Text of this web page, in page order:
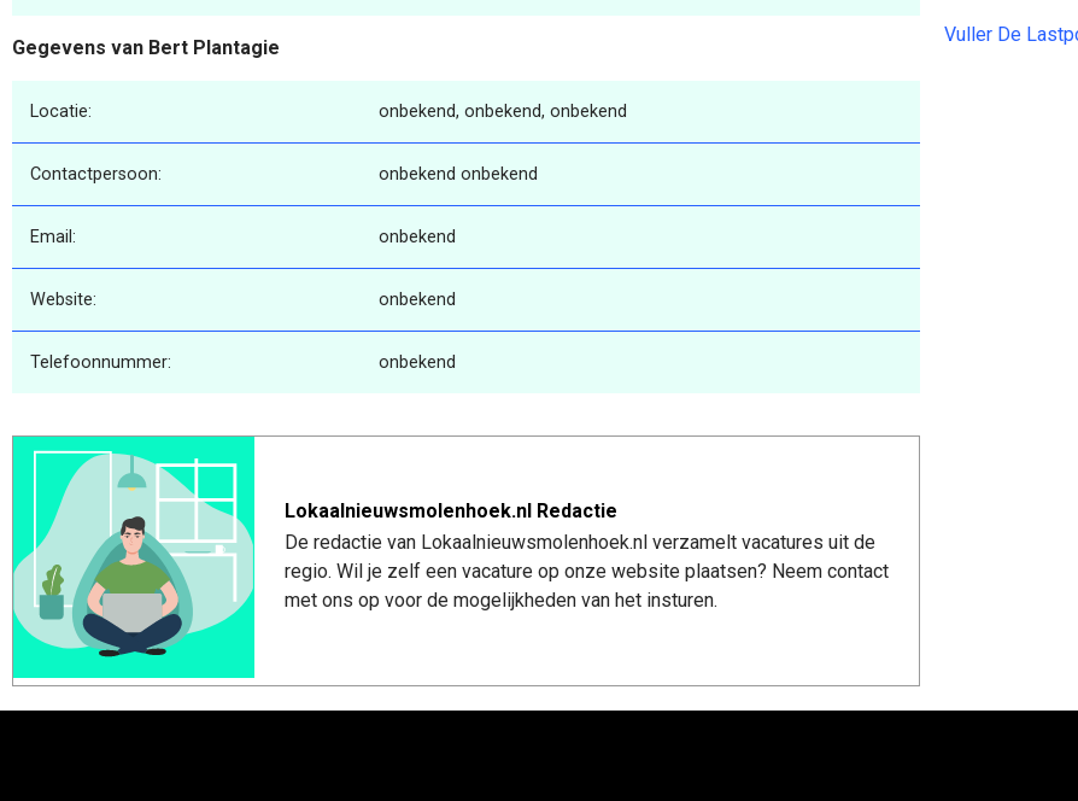
Gegevens van Bert Plantagie
Locatie: onbekend, onbekend, onbekend
Contactpersoon: onbekend onbekend
Email: onbekend
Website: onbekend
Telefoonnummer: onbekend
Lokaalnieuwsmolenhoek.nl Redactie
De redactie van Lokaalnieuwsmolenhoek.nl verzamelt vacatures uit de
regio. Wil je zelf een vacature op onze website plaatsen? Neem contact
met ons op voor de mogelijkheden van het insturen.
Vuller De